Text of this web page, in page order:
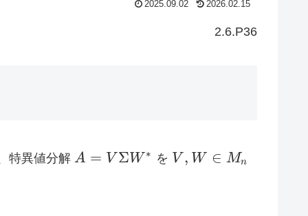
2025.09.02 2026.02.15
2.6.P36
特異値分解 A = V
A = V ΣW ∗ を V,
V , W ∈ Mn